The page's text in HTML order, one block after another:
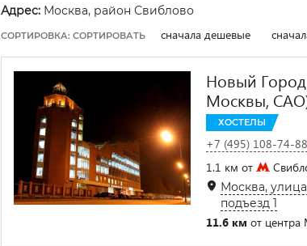
Адрес:Москва, район Свиблово
СОРТИРОВКА: СОРТИРОВАТЬ сначала дешевые
Новый
Москвы,
ХОСТЕЛЫ
+7 (495) 108-74-88
1.1 км от
Москва,
подъезд 1
11.6 км от